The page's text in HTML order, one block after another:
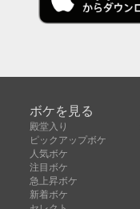
ボケを見る
殿堂入り
ピックアップボケ
人気ボケ
注目ボケ
急上昇ボケ
新着ボケ